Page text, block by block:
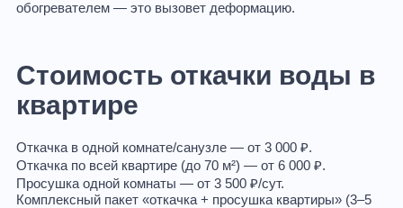
обогревателем — это вызовет деформацию.
Стоимость откачки воды в
квартире
Откачка в одной комнате/санузле — от 3 000 ₽.
Откачка по всей квартире (до 70 м²) — от 6 000 ₽.
Просушка одной комнаты — от 3 500 ₽/сут.
Комплексный пакет «откачка + просушка квартиры» (3–5